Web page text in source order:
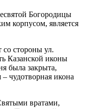
Богородицы
корпусом, является
стороны ул.
Казанской иконы
была закрыта,
чудотворная икона
вратами,